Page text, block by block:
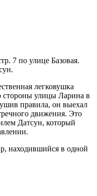
7 по улице Базовая.
легковушка
стороны улицы Ларина в
правила, он выехал
движения. Это
Датсун, который
находившийся в одной